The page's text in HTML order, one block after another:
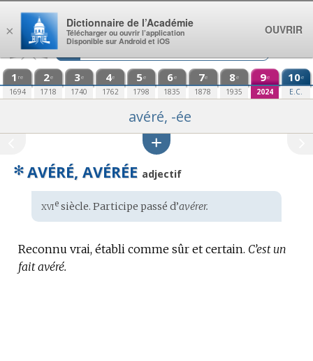
Aller au contenu
1 re
1694
2e
1718
3e
1740
4e
1762
5e
1798
6e
1835
7e
1878
8e
1935
9e
2024
10e
E.C.
avéré, -ée
✻ AVÉRÉ, AVÉRÉE adjectif
Étymologie
:
xviesiècle. Participe passé d’avérer.
Reconnu vrai, établi comme sûr et certain. C’est un
fait avéré.
×
Dictionnaire de l’Académie
Télécharger ou ouvrir l’application
Disponible sur Android et iOS
OUVRIR